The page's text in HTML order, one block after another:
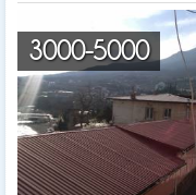
3000-5000